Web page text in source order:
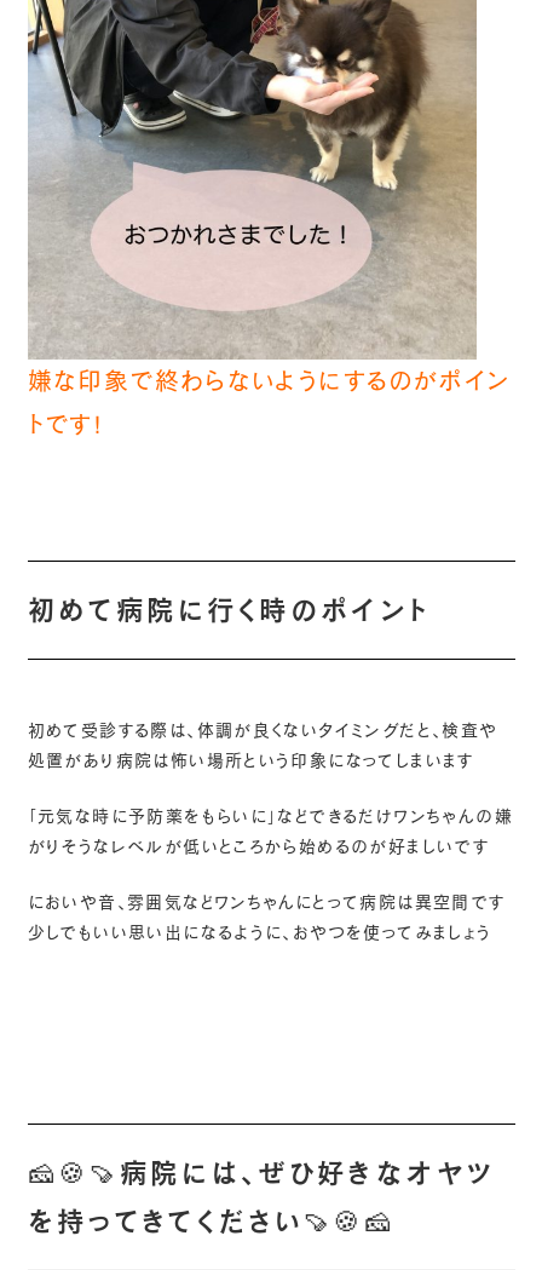
嫌な印象で終わらないようにするのがポイン
トです!
初めて病院に行く時のポイント
初めて受診する際は、体調が良くないタイミングだと、検査や
処置があり病院は怖い場所という印象になってしまいます
「元気な時に予防薬をもらいに」などできるだけワンちゃんの嫌
がりそうなレベルが低いところから始めるのが好ましいです
においや音、雰囲気などワンちゃんにとって病院は異空間です
少しでもいい思い出になるように、おやつを使ってみましょう
🧀🍪🍠病院には、ぜひ好きなオヤツ
を持ってきてください🍠🍪🧀